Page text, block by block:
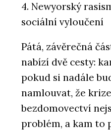
4. Newyorský
sociální vyloučení
Pátá, závěrečná
nabízí dvě cesty:
pokud si nadále
namlouvat, že
bezdomovectví
problém, a kam to